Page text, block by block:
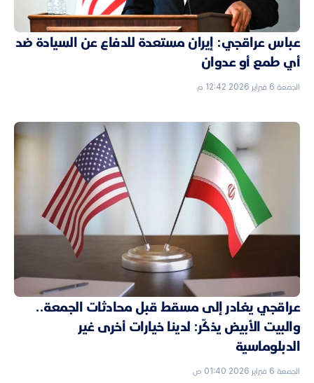
عباس عراقجي: إيران مستعدة للدفاع عن السيادة ضد
أي طمع أو عدوان
الجمعة 6 فبراير 2026 12:42 م
عراقجي يغادر إلى مسقط قبل محادثات الجمعة..
والبيت الأبيض يذكّر: لدينا خيارات أخرى غير
الدبلوماسية
الجمعة 6 فبراير 2026 01:40 ص